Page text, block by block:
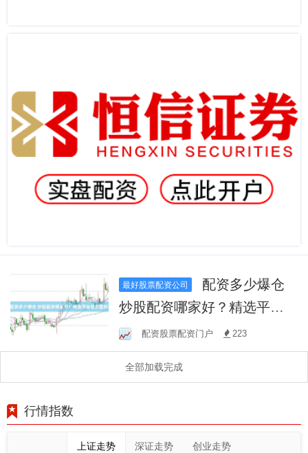
最好股票配资公司
炒股配资哪家好？精选平台
助您盈利！
配资股票配资门户 223
全部加载完成
行情指数
上证走势 深证走势 创业走势